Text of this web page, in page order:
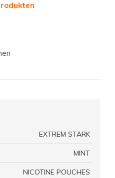
EXTREM STARK
MINT
NICOTINE POUCHES